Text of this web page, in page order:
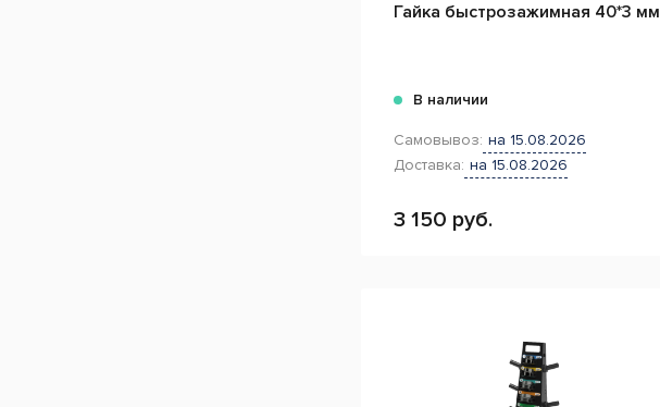
Гайка быстрозажимная 40*3 мм
В наличии
Самовывоз: на 15.08.2026
Доставка: на 15.08.2026
3 150 руб.